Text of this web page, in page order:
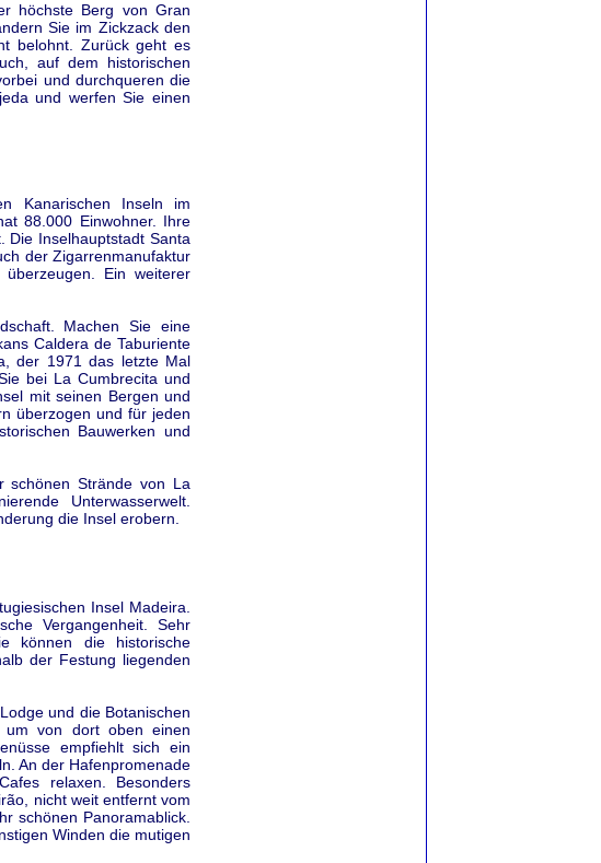
höchste Berg von Gran
Sie im Zickzack den
belohnt. Zurück geht es
auf dem historischen
und durchqueren die
und werfen Sie einen
Kanarischen Inseln im
88.000 Einwohner. Ihre
Die Inselhauptstadt Santa
der Zigarrenmanufaktur
Ein weiterer
Machen Sie eine
Caldera de Taburiente
der 1971 das letzte Mal
bei La Cumbrecita und
mit seinen Bergen und
überzogen und für jeden
Bauwerken und
schönen Strände von La
Unterwasserwelt.
die Insel erobern.
Insel Madeira.
Vergangenheit. Sehr
können die historische
der Festung liegenden
und die Botanischen
um von dort oben einen
empfiehlt sich ein
An der Hafenpromenade
relaxen. Besonders
nicht weit entfernt vom
schönen Panoramablick.
Winden die mutigen